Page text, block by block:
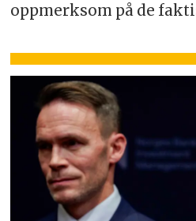
oppmerksom på de